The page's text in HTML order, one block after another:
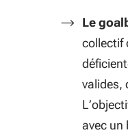
Le
collectif
valides,
avec un